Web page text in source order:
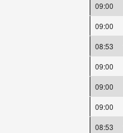
09:00
09:00
08:53
09:00
09:00
09:00
08:53